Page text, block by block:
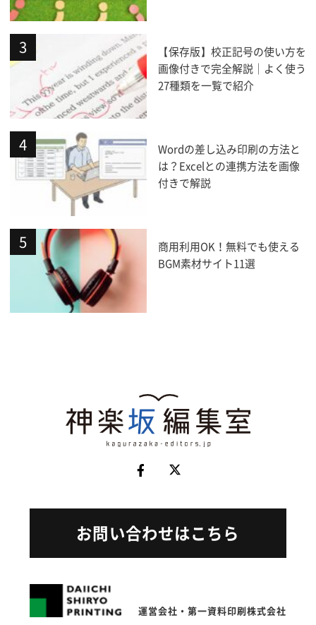
【保存版】校正記号の使い方を
画像付きで完全解説｜よく使う
27種類を一覧で紹介
Wordの差し込み印刷の方法と
は？Excelとの連携方法を画像
付きで解説
商用利用OK！無料でも使える
BGM素材サイト11選
運営会社・第一資料印刷株式会社
お問い合わせはこちら